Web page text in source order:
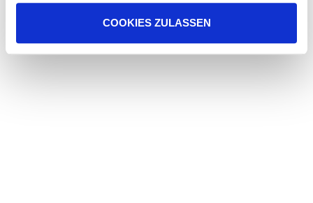
COOKIES ZULASSEN